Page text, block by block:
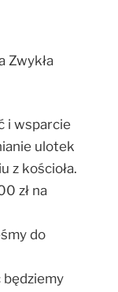
Zwykła
i wsparcie
ulotek
z kościoła.
zł na
do